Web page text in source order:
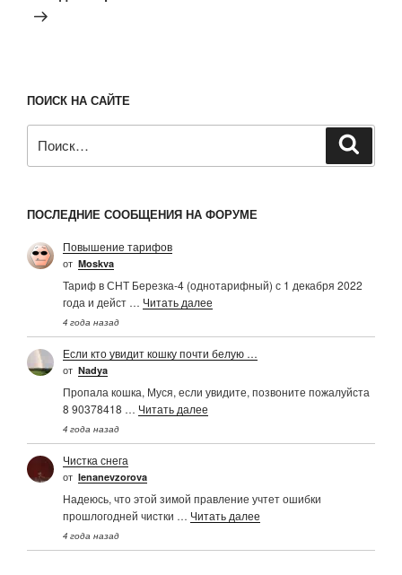
ПОИСК НА САЙТЕ
ПОСЛЕДНИЕ СООБЩЕНИЯ НА ФОРУМЕ
Повышение тарифов
от Moskva
Тариф в СНТ Березка-4 (однотарифный) с 1 декабря 2022
года и дейст … Читать далее
4 года назад
Если кто увидит кошку почти белую …
от Nadya
Пропала кошка, Муся, если увидите, позвоните пожалуйста
8 90378418 … Читать далее
4 года назад
Чистка снега
от Ienanevzorova
Надеюсь, что этой зимой правление учтет ошибки
прошлогодней чистки … Читать далее
4 года назад